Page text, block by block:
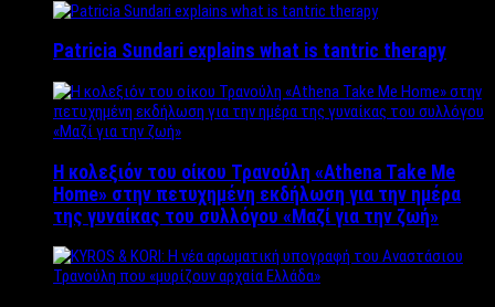
Patricia Sundari explains what is tantric therapy
Η κολεξιόν του οίκου Τρανούλη «Athena Take Me
Home» στην πετυχημένη εκδήλωση για την ημέρα
της γυναίκας του συλλόγου «Μαζί για την ζωή»